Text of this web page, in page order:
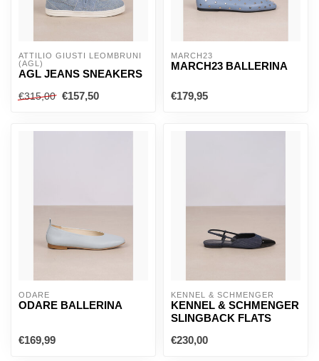
ATTILIO GIUSTI LEOMBRUNI
(AGL)
AGL JEANS SNEAKERS
€315,00 €157,50
MARCH23
MARCH23 BALLERINA
€179,95
ODARE
ODARE BALLERINA
€169,99
KENNEL & SCHMENGER
KENNEL & SCHMENGER
SLINGBACK FLATS
€230,00